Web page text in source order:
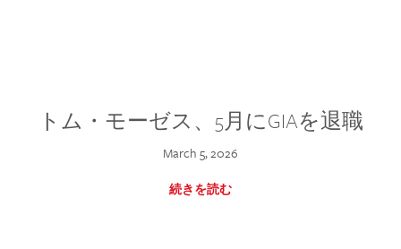
トム・モーゼス、5月にGIAを退職
March 5, 2026
続きを読む